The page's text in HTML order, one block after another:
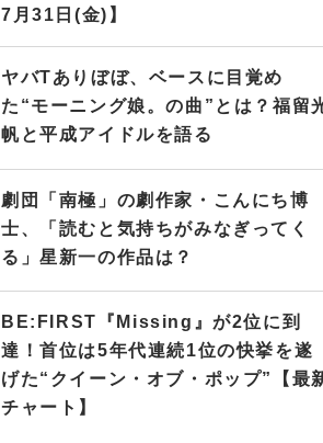
7月31日(金)】
ヤバTありぼぼ、ベースに目覚め
た“モーニング娘。の曲”とは？福留
帆と平成アイドルを語る
劇団「南極」の劇作家・こんにち博
士、「読むと気持ちがみなぎってく
る」星新一の作品は？
BE:FIRST『Missing』が2位に到
達！首位は5年代連続1位の快挙を遂
げた“クイーン・オブ・ポップ”【最
チャート】